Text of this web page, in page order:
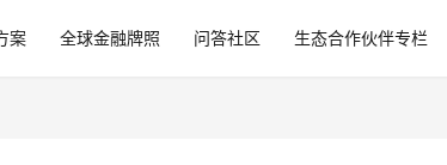
案 全球金融牌照 问答社区 生态合作伙伴专栏